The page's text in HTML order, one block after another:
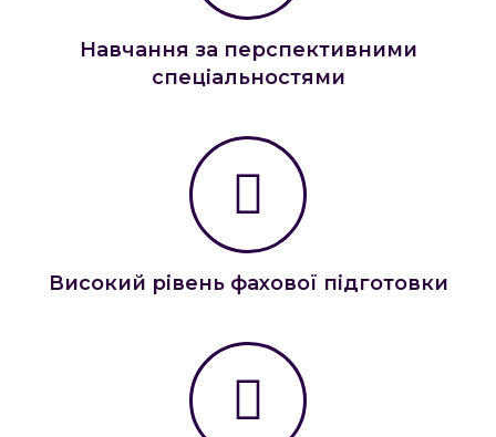
Навчання за перспективними
спеціальностями
Високий рівень фахової підготовки